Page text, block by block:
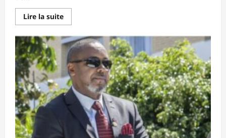
Lire la suiteEn
savoir
sur
Sénégal/
Économie
Le
gisement
de
pétrole
Sangomar
est
désormais
opérationnel